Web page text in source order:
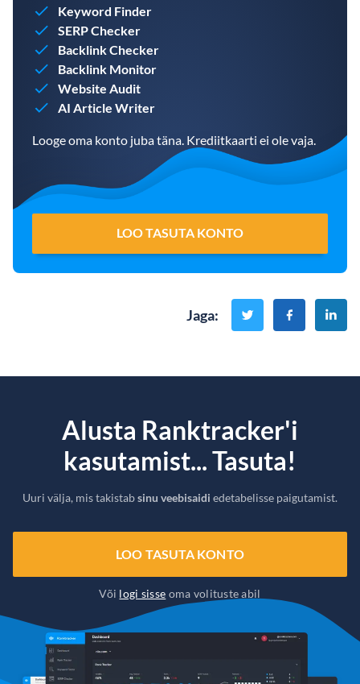
Keyword Finder
SERP Checker
Backlink Checker
Backlink Monitor
Website Audit
AI Article Writer
Looge oma konto juba täna. Krediitkaarti ei ole vaja.
LOO TASUTA KONTO
Jaga:
Alusta Ranktracker'i
kasutamist... Tasuta!
Uuri välja, mis takistabsinu veebisaidi edetabelisse paigutamist.
LOO TASUTA KONTO
Või logi sisse oma volituste abil